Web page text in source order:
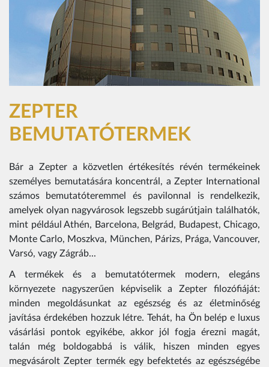
ZEPTER
BEMUTATÓTERMEK
Bár a Zepter a közvetlen értékesítés révén termékeinek
személyes bemutatására koncentrál, a Zepter International
számos bemutatóteremmel és pavilonnal is rendelkezik,
amelyek olyan nagyvárosok legszebb sugárútjain találhatók,
mint például Athén, Barcelona, Belgrád, Budapest, Chicago,
Monte Carlo, Moszkva, München, Párizs, Prága, Vancouver,
Varsó, vagy Zágráb...
A termékek és a bemutatótermek modern, elegáns
környezete nagyszerűen képviselik a Zepter filozófiáját:
minden megoldásunkat az egészség és az életminőség
javítása érdekében hozzuk létre. Tehát, ha Ön belép e luxus
vásárlási pontok egyikébe, akkor jól fogja érezni magát,
talán még boldogabbá is válik, hiszen minden egyes
megvásárolt Zepter termék egy befektetés az egészségébe